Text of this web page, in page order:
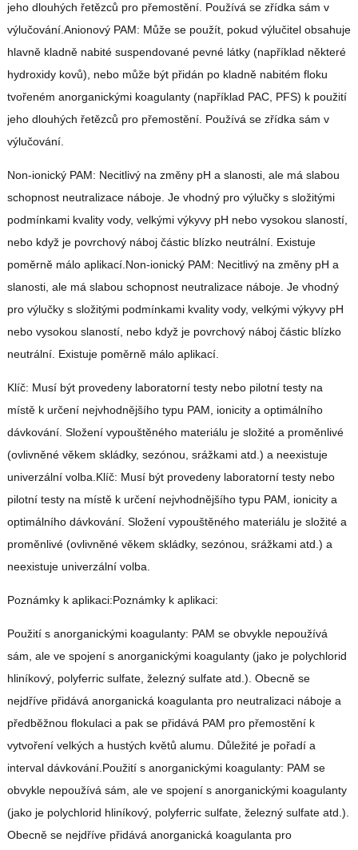
jeho dlouhých řetězců pro přemostění. Používá se zřídka sám v
výlučování.Anionový PAM: Může se použít, pokud výlučitel obsahuje
hlavně kladně nabité suspendované pevné látky (například některé
hydroxidy kovů), nebo může být přidán po kladně nabitém floku
tvořeném anorganickými koagulanty (například PAC, PFS) k použití
jeho dlouhých řetězců pro přemostění. Používá se zřídka sám v
výlučování.
Non-ionický PAM: Necitlivý na změny pH a slanosti, ale má slabou
schopnost neutralizace náboje. Je vhodný pro výlučky s složitými
podmínkami kvality vody, velkými výkyvy pH nebo vysokou slaností,
nebo když je povrchový náboj částic blízko neutrální. Existuje
poměrně málo aplikací.Non-ionický PAM: Necitlivý na změny pH a
slanosti, ale má slabou schopnost neutralizace náboje. Je vhodný
pro výlučky s složitými podmínkami kvality vody, velkými výkyvy pH
nebo vysokou slaností, nebo když je povrchový náboj částic blízko
neutrální. Existuje poměrně málo aplikací.
Klíč: Musí být provedeny laboratorní testy nebo pilotní testy na
místě k určení nejvhodnějšího typu PAM, ionicity a optimálního
dávkování. Složení vypouštěného materiálu je složité a proměnlivé
(ovlivněné věkem skládky, sezónou, srážkami atd.) a neexistuje
univerzální volba.Klíč: Musí být provedeny laboratorní testy nebo
pilotní testy na místě k určení nejvhodnějšího typu PAM, ionicity a
optimálního dávkování. Složení vypouštěného materiálu je složité a
proměnlivé (ovlivněné věkem skládky, sezónou, srážkami atd.) a
neexistuje univerzální volba.
Poznámky k aplikaci:Poznámky k aplikaci:
Použití s anorganickými koagulanty: PAM se obvykle nepoužívá
sám, ale ve spojení s anorganickými koagulanty (jako je polychlorid
hliníkový, polyferric sulfate, železný sulfate atd.). Obecně se
nejdříve přidává anorganická koagulanta pro neutralizaci náboje a
předběžnou flokulaci a pak se přidává PAM pro přemostění k
vytvoření velkých a hustých květů alumu. Důležité je pořadí a
interval dávkování.Použití s anorganickými koagulanty: PAM se
obvykle nepoužívá sám, ale ve spojení s anorganickými koagulanty
(jako je polychlorid hliníkový, polyferric sulfate, železný sulfate atd.).
Obecně se nejdříve přidává anorganická koagulanta pro